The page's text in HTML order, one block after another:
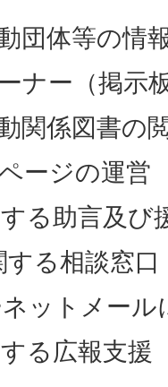
団体等の情
ナー（掲示
関係図書の
ージの運営
る助言及び
る相談窓
ットメール
る広報支援